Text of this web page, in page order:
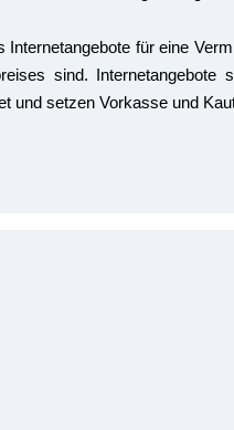
für eine
sind. Internetangebote
und setzen Vorkasse und